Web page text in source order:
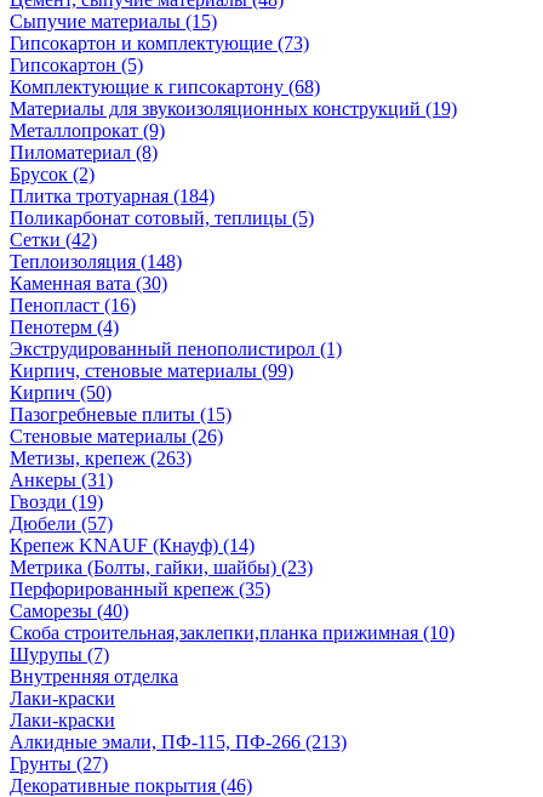
Сыпучие материалы (15)
Гипсокартон и комплектующие (73)
Гипсокартон (5)
Комплектующие к гипсокартону (68)
Материалы для звукоизоляционных конструкций (19)
Металлопрокат (9)
Пиломатериал (8)
Брусок (2)
Плитка тротуарная (184)
Поликарбонат сотовый, теплицы (5)
Сетки (42)
Теплоизоляция (148)
Каменная вата (30)
Пенопласт (16)
Пенотерм (4)
Экструдированный пенополистирол (1)
Кирпич, стеновые материалы (99)
Кирпич (50)
Пазогребневые плиты (15)
Стеновые материалы (26)
Метизы, крепеж (263)
Анкеры (31)
Гвозди (19)
Дюбели (57)
Крепеж KNAUF (Кнауф) (14)
Метрика (Болты, гайки, шайбы) (23)
Перфорированный крепеж (35)
Саморезы (40)
Скоба строительная,заклепки,планка прижимная (10)
Шурупы (7)
Внутренняя отделка
Лаки-краски
Лаки-краски
Алкидные эмали, ПФ-115, ПФ-266 (213)
Грунты (27)
Декоративные покрытия (46)